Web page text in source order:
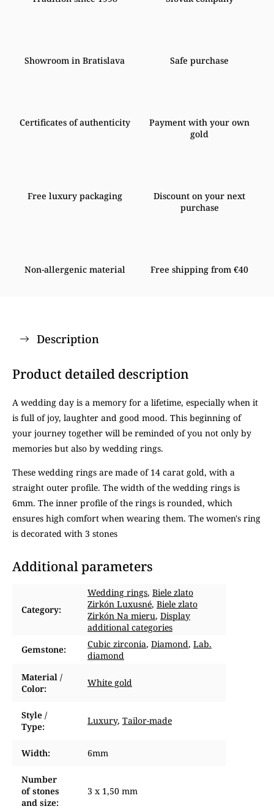
Showroom in Bratislava Safe purchase
Certificates of authenticity
Payment with your own
gold
Free luxury packaging
Discount on your next
purchase
Non-allergenic material Free shipping from €40
Description
Product detailed description
A wedding day is a memory for a lifetime, especially when it
is full of joy, laughter and good mood. This beginning of
your journey together will be reminded of you not only by
memories but also by wedding rings.
These wedding rings are made of 14 carat gold, with a
straight outer profile. The width of the wedding rings is
6mm. The inner profile of the rings is rounded, which
ensures high comfort when wearing them. The women's ring
is decorated with 3 stones
Additional parameters
Category:
Wedding rings, Biele zlato
Zirkón Luxusné, Biele zlato
Zirkón Na mieru, Display
additional categories
Gemstone: Cubic zirconia, Diamond, Lab.
diamond
Material /
Color:
White gold
Style /
Type:
Luxury, Tailor-made
Width: 6mm
Number
of stones
and size:
3 x 1,50 mm